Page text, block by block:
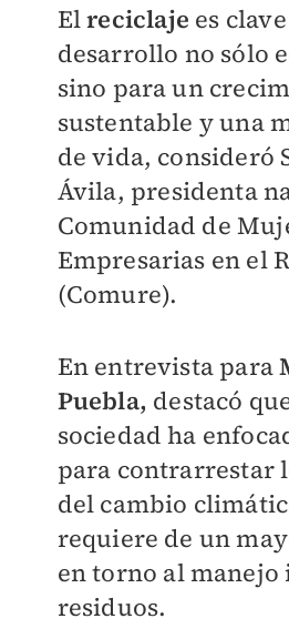
Elreciclaje es
desarrollo no sólo
sino para un
sustentable y una
de vida, consideró
Ávila, presidenta
Comunidad de
Empresarias en el
(Comure).
En entrevista para
Puebla, destacó
sociedad ha
para contrarrestar
del cambio
requiere de un
en torno al manejo
residuos.